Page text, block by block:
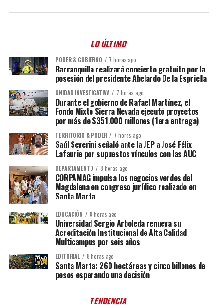
LO ÚLTIMO
PODER & GOBIERNO 7 horas ago
Barranquilla realizará concierto gratuito por la
posesión del presidente Abelardo De la Espriella
UNIDAD INVESTIGATIVA 7 horas ago
Durante el gobierno de Rafael Martínez, el
Fondo Mixto Sierra Nevada ejecutó proyectos
por más de $351.000 millones (1era entrega)
TERRITORIO & PODER 7 horas ago
Saúl Severini señaló ante la JEP a José Félix
Lafaurie por supuestos vínculos con las AUC
DEPARTAMENTO 8 horas ago
CORPAMAG impulsa los negocios verdes del
Magdalena en congreso jurídico realizado en
Santa Marta
EDUCACIÓN 8 horas ago
Universidad Sergio Arboleda renueva su
Acreditación Institucional de Alta Calidad
Multicampus por seis años
EDITORIAL 8 horas ago
Santa Marta: 260 hectáreas y cinco billones de
pesos esperando una decisión
TENDENCIA